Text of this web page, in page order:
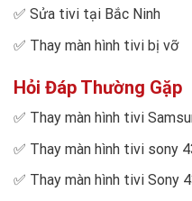
✅ Sửa tivi tại Bắc Ninh
✅ Thay màn hình tivi bị vỡ
Hỏi Đáp Thường Gặp
✅ Thay màn hình tivi
✅ Thay màn hình tivi sony
✅ Thay màn hình tivi Sony